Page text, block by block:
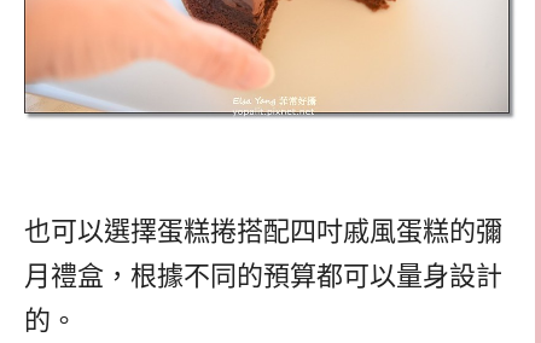
也可以選擇蛋糕捲搭配四吋戚風蛋糕的彌
月禮盒，根據不同的預算都可以量身設計
的。